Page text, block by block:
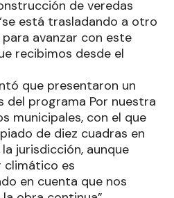
de veredas
está trasladando a otro
avanzar con este
recibimos desde el
que presentaron un
del programa Por nuestra
municipales, con el que
de diez cuadras en
jurisdicción, aunque
climático es
en cuenta que nos